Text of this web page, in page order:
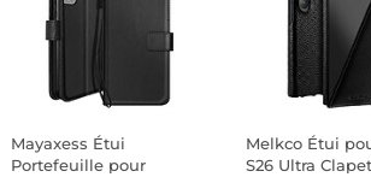
Mayaxess Étui
Portefeuille pour
Melkco Étui
S26 Ultra